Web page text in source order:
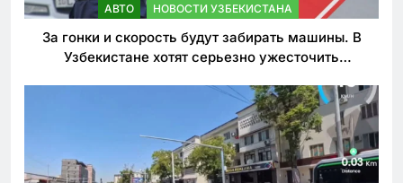
АВТО НОВОСТИ УЗБЕКИСТАНА
За гонки и скорость будут забирать машины. В
Узбекистане хотят серьезно ужесточить